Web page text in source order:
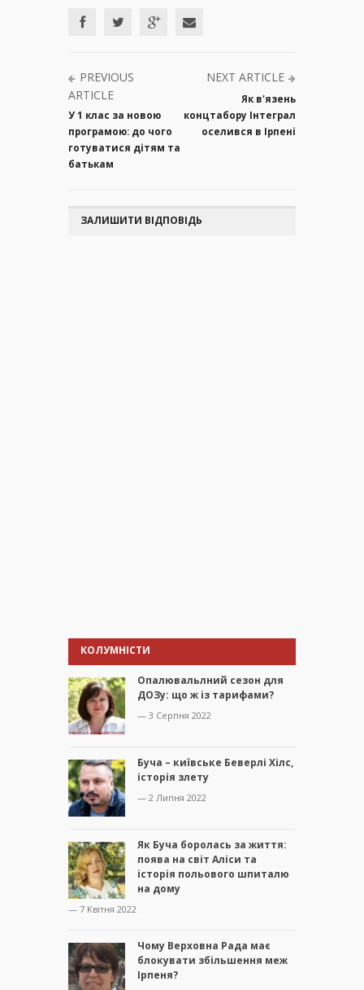
PREVIOUS
ARTICLE
У 1 клас за новою
програмою: до чого
готуватися дітям та
батькам
NEXT ARTICLE
Як в'язень
концтабору Інтеграл
оселився в Ірпені
ЗАЛИШИТИ ВІДПОВІДЬ
КОЛУМНІСТИ
Опалювальлний сезон для
ДОЗу: що ж із тарифами?
— 3 Серпня 2022
Буча – київське Беверлі Хілс,
історія злету
— 2 Липня 2022
Як Буча боролась за життя:
поява на світ Аліси та
історія польового шпиталю
на дому
— 7 Квітня 2022
Чому Верховна Рада має
блокувати збільшення меж
Ірпеня?